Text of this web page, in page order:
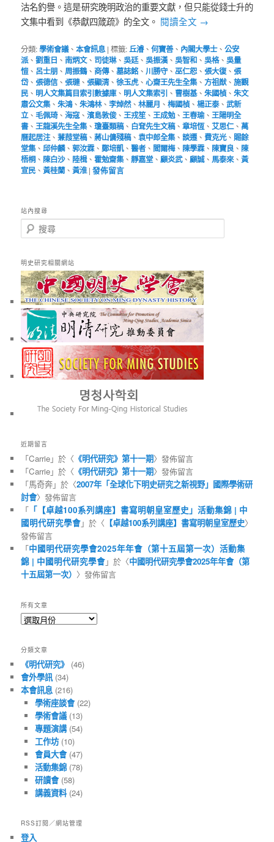
沽名釣譽。這是研究晚明政治的重要文獻，但只能從錢士升的
文集中看到《恭獻四箴疏》的全文。 閱讀全文 →
分類:學術會議、本會訊息 |標籤:丘濬、何寶善、 內閣大學士、公安
派、劉重日 、南炳文、 司徒琳、吳廷、吳振漢、吳智和 、吳格、吳量
愷、 呂士朋 、 周振鶴、商傳、墓誌銘 、 川勝守、巫仁恕 、張大復、張
岱、張德信、張璉、張顯清、徐玉虎、心齋王先生全集、方祖猷、施觀
民 、 明人文集篇目索引數據庫、 明人文集索引 、曹樹基、朱國楨、朱文
肅公文集、朱鴻、朱鴻林、李焯然、林麗月 、梅國楨、楊正泰、武新
立、毛佩琦、海寇、濱島敦俊、王戎笙、王成勉、王春瑜、王陽明全
書、王龍溪先生全集、瓊臺類稿、 白耷先生文稿、章培恆、艾思仁、萬
曆起居注、蒹葭堂稿、蔣山傭殘稿、袁中郎全集、談遷、費克光、 賜餘
堂集、邱仲麟、郭汝霖、鄭培凱、醫者、 閻爾梅、 陳學霖、 陳寶良 、 陳
梧桐 、 陳白沙、 陸楫、霍勉齋集、靜嘉堂 、顧炎武、顧誠、 馬泰來、黃
宣民 、黃桂蘭、黃淮 |發佈留言
站內搜尋
搜
尋
明史研究相關網站
近期留言
「Carrie」於〈 《明代研究》第十一期〉發佈留言
「Carrie」於〈 《明代研究》第十一期〉發佈留言
「馬奇奔」於〈2007年「全球化下明史研究之新視野」國際學術研
討會〉發佈留言
「 「【卓越100系列講座】書寫明朝皇室歷史」活動集錦 | 中
國明代研究學會」於〈 【卓越100系列講座】書寫明朝皇室歷史〉
發佈留言
「中國明代研究學會2025年年會（第十五屆第一次）活動集
錦 | 中國明代研究學會」於〈中國明代研究學會2025年年會（第
十五屆第一次） 〉發佈留言
所有文章
所
章
分類文章
《明代研究》 (46)
會外學訊(34)
本會訊息 (216)
學術座談會(22)
學術會議(13)
專題演講(54)
工作坊(10)
會員大會(47)
活動集錦(78)
研讀會(58)
講義資料(24)
RSS訂閱／網站管理
登入